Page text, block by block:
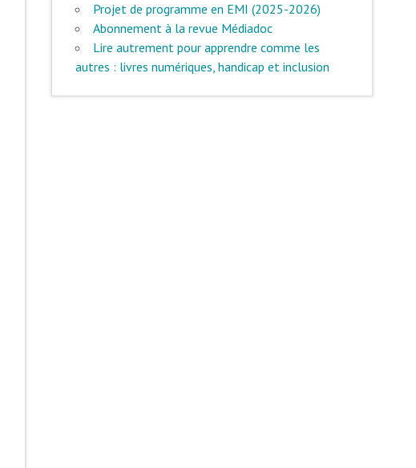
Projet de programme en EMI (2025-2026)
Abonnement à la revue Médiadoc
Lire autrement pour apprendre comme les
autres : livres numériques, handicap et inclusion